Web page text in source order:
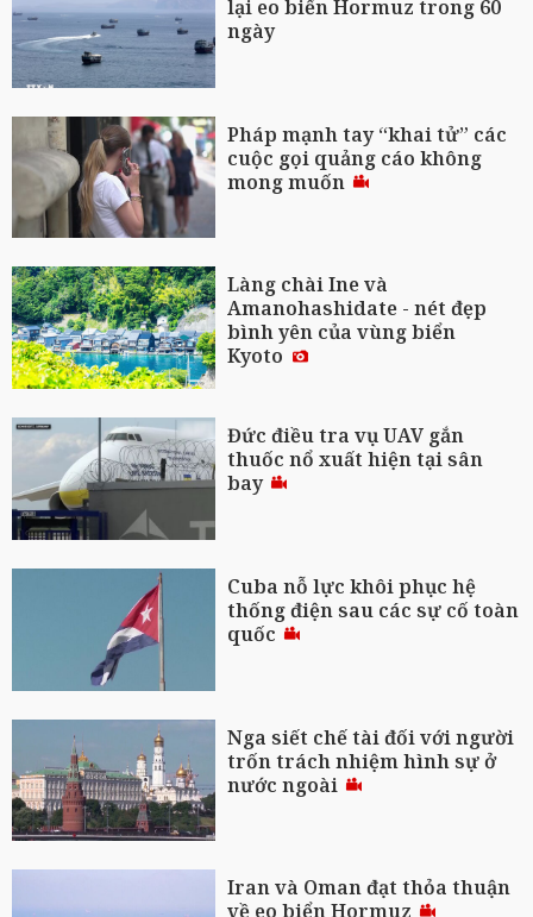
lại eo biển Hormuz trong 60
ngày
Pháp mạnh tay “khai tử” các
cuộc gọi quảng cáo không
mong muốn
Làng chài Ine và
Amanohashidate - nét đẹp
bình yên của vùng biển
Kyoto
Đức điều tra vụ UAV gắn
thuốc nổ xuất hiện tại sân
bay
Cuba nỗ lực khôi phục hệ
thống điện sau các sự cố toàn
quốc
Nga siết chế tài đối với người
trốn trách nhiệm hình sự ở
nước ngoài
Iran và Oman đạt thỏa thuận
về eo biển Hormuz